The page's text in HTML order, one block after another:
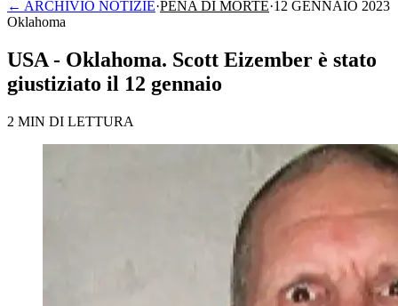
← ARCHIVIO NOTIZIE·PENA DI MORTE·12 GENNAIO 2023
Oklahoma
USA - Oklahoma. Scott Eizember è stato
giustiziato il 12 gennaio
2 MIN DI LETTURA